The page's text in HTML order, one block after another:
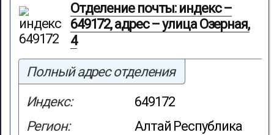
Отделение почты: индекс –
649172, адрес – улица Озерная,
4
Полный адрес отделения
Индекс:
649172
Регион:
Алтай Республика